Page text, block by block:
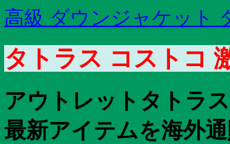
高級 ダウンジャケット
タトラス コストコ
アウトレットタトラ
最新アイテムを海外